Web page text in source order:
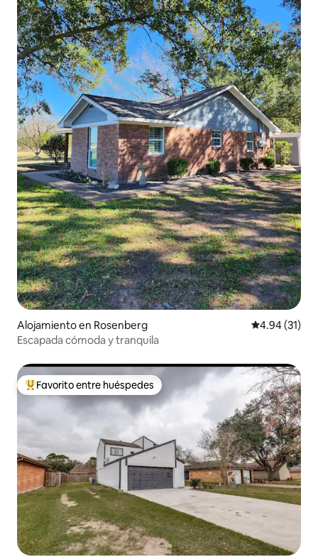
Alojamiento en Rosenberg Calificación
4.94 (31)
Escapada cómoda y tranquila
Favorito entre huéspedes preferido
Favorito entre huéspedes